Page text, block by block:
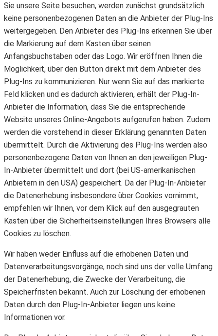
Sie unsere Seite besuchen, werden zunächst grundsätzlich
keine personenbezogenen Daten an die Anbieter der Plug-Ins
weitergegeben. Den Anbieter des Plug-Ins erkennen Sie über
die Markierung auf dem Kasten über seinen
Anfangsbuchstaben oder das Logo. Wir eröffnen Ihnen die
Möglichkeit, über den Button direkt mit dem Anbieter des
Plug-Ins zu kommunizieren. Nur wenn Sie auf das markierte
Feld klicken und es dadurch aktivieren, erhält der Plug-In-
Anbieter die Information, dass Sie die entsprechende
Website unseres Online-Angebots aufgerufen haben. Zudem
werden die vorstehend in dieser Erklärung genannten Daten
übermittelt. Durch die Aktivierung des Plug-Ins werden also
personenbezogene Daten von Ihnen an den jeweiligen Plug-
In-Anbieter übermittelt und dort (bei US-amerikanischen
Anbietern in den USA) gespeichert. Da der Plug-In-Anbieter
die Datenerhebung insbesondere über Cookies vornimmt,
empfehlen wir Ihnen, vor dem Klick auf den ausgegrauten
Kasten über die Sicherheitseinstellungen Ihres Browsers alle
Cookies zu löschen.
Wir haben weder Einfluss auf die erhobenen Daten und
Datenverarbeitungsvorgänge, noch sind uns der volle Umfang
der Datenerhebung, die Zwecke der Verarbeitung, die
Speicherfristen bekannt. Auch zur Löschung der erhobenen
Daten durch den Plug-In-Anbieter liegen uns keine
Informationen vor.